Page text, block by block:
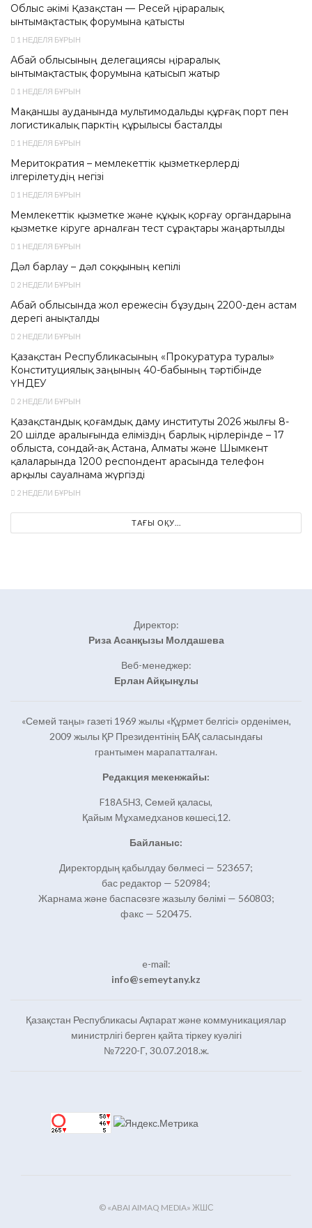
Облыс әкімі Қазақстан — Ресей өңіраралық
ынтымақтастық форумына қатысты
1 НЕДЕЛЯ БҰРЫН
Абай облысының делегациясы өңіраралық
ынтымақтастық форумына қатысып жатыр
1 НЕДЕЛЯ БҰРЫН
Мақаншы ауданында мультимодальды құрғақ порт пен
логистикалық парктің құрылысы басталды
1 НЕДЕЛЯ БҰРЫН
Меритократия – мемлекеттік қызметкерлерді
ілгерілетудің негізі
1 НЕДЕЛЯ БҰРЫН
Мемлекеттік қызметке және құқық қорғау органдарына
қызметке кіруге арналған тест сұрақтары жаңартылды
1 НЕДЕЛЯ БҰРЫН
Дәл барлау – дәл соққының кепілі
2 НЕДЕЛИ БҰРЫН
Абай облысында жол ережесін бұзудың 2200-ден астам
дерегі анықталды
2 НЕДЕЛИ БҰРЫН
Қазақстан Республикасының «Прокуратура туралы»
Конституциялық заңының 40-бабының тәртібінде
ҮНДЕУ
2 НЕДЕЛИ БҰРЫН
Қазақстандық қоғамдық даму институты 2026 жылғы 8-
20 шілде аралығында еліміздің барлық өңірлерінде – 17
облыста, сондай-ақ Астана, Алматы және Шымкент
қалаларында 1200 респондент арасында телефон
арқылы сауалнама жүргізді
2 НЕДЕЛИ БҰРЫН
ТАҒЫ ОҚУ...
Директор:
Риза Асанқызы Молдашева
Веб-менеджер:
Ерлан Айқынұлы
«Семей таңы» газеті 1969 жылы «Құрмет белгісі» орденімен,
2009 жылы ҚР Президентінің БАҚ саласындағы
грантымен марапатталған.
Редакция мекенжайы:
F18A5H3, Семей қаласы,
Қайым Мұхамедханов көшесі,12.
Байланыс:
Директордың қабылдау бөлмесі — 523657;
бас редактор — 520984;
Жарнама және баспасөзге жазылу бөлімі — 560803;
факс — 520475.
e-mail:
info@semeytany.kz
Қазақстан Республикасы Ақпарат және коммуникациялар
министрлігі берген қайта тіркеу куәлігі
№7220-Г, 30.07.2018.ж.
© «ABAI AIMAQ MEDIA» ЖШС